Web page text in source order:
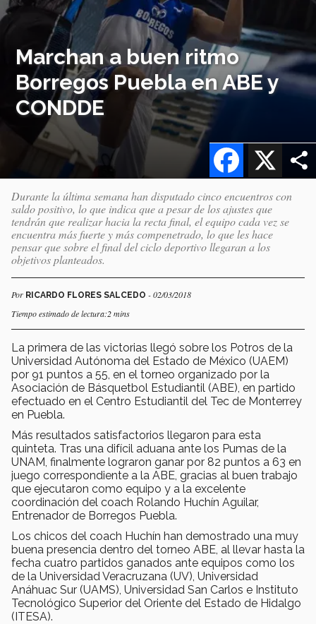
Marchan a buen ritmo
Borregos Puebla en ABE y
CONDDE
X
Facebook
Durante la última semana han disputado cinco encuentros con
saldo positivo, lo que indica que a pesar de los ajustes que
tendrán que realizar hacia la recta final, el equipo cada vez se
encuentra más fuerte y más compenetrado, lo que les hace
pensar que sobre el final del ciclo deportivo llegaran a los
objetivos planteados.
Por RICARDO FLORES SALCEDO - 02/03/2018
Tiempo estimado de lectura:2 mins
La primera de las victorias llegó sobre los Potros de la
Universidad Autónoma del Estado de México (UAEM)
por 91 puntos a 55, en el torneo organizado por la
Asociación de Básquetbol Estudiantil (ABE), en partido
efectuado en el Centro Estudiantil del Tec de Monterrey
en Puebla.
Más resultados satisfactorios llegaron para esta
quinteta. Tras una difícil aduana ante los Pumas de la
UNAM, finalmente lograron ganar por 82 puntos a 63 en
juego correspondiente a la ABE, gracias al buen trabajo
que ejecutaron como equipo y a la excelente
coordinación del coach Rolando Huchín Aguilar,
Entrenador de Borregos Puebla.
Los chicos del coach Huchín han demostrado una muy
buena presencia dentro del torneo ABE, al llevar hasta la
fecha cuatro partidos ganados ante equipos como los
de la Universidad Veracruzana (UV), Universidad
Anáhuac Sur (UAMS), Universidad San Carlos e Instituto
Tecnológico Superior del Oriente del Estado de Hidalgo
(ITESA).